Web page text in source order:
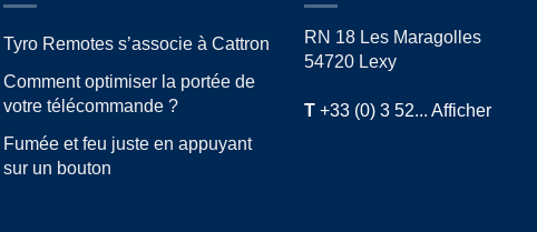
Tyro Remotes s’associe à Cattron
Comment optimiser la portée de
votre télécommande ?
Fumée et feu juste en appuyant
sur un bouton
RN 18 Les Maragolles
54720 Lexy
T +33 (0) 3 52... Afficher